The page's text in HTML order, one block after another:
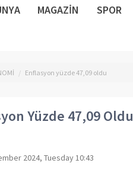
MAGAZİN SPOR
Enflasyon yüzde 47,09 oldu
Yüzde 47,09 Oldu
2024, Tuesday 10:43